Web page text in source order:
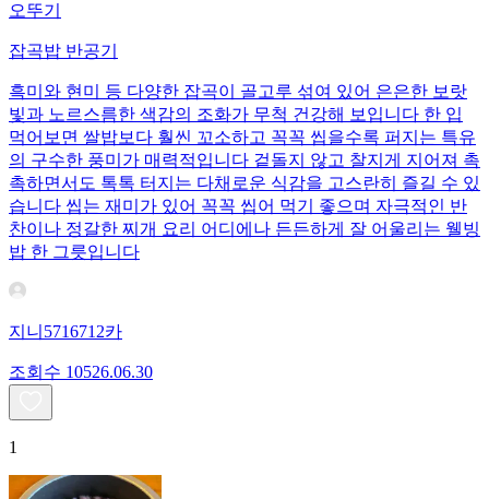
오뚜기
잡곡밥 반공기
흑미와 현미 등 다양한 잡곡이 골고루 섞여 있어 은은한 보랏
빛과 노르스름한 색감의 조화가 무척 건강해 보입니다 한 입
먹어보면 쌀밥보다 훨씬 꼬소하고 꼭꼭 씹을수록 퍼지는 특유
의 구수한 풍미가 매력적입니다 겉돌지 않고 찰지게 지어져 촉
촉하면서도 톡톡 터지는 다채로운 식감을 고스란히 즐길 수 있
습니다 씹는 재미가 있어 꼭꼭 씹어 먹기 좋으며 자극적인 반
찬이나 정갈한 찌개 요리 어디에나 든든하게 잘 어울리는 웰빙
밥 한 그릇입니다
지니5716712카
조회수 10526.06.30
1